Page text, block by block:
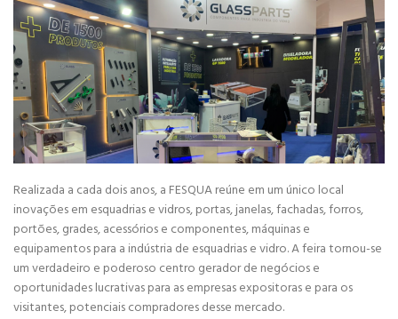
Realizada a cada dois anos, a FESQUA reúne em um único local
inovações em esquadrias e vidros, portas, janelas, fachadas, forros,
portões, grades, acessórios e componentes, máquinas e
equipamentos para a indústria de esquadrias e vidro. A feira tornou-se
um verdadeiro e poderoso centro gerador de negócios e
oportunidades lucrativas para as empresas expositoras e para os
visitantes, potenciais compradores desse mercado.